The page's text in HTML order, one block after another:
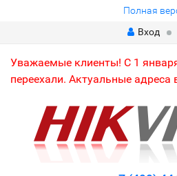
Полная
Вход
Уважаемые клиенты! С 1
переехали. Актуальные адреса